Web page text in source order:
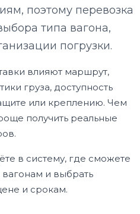
поэтому перевозка
типа вагона,
погрузки.
влияют маршрут,
груза, доступность
или креплению. Чем
получить реальные
в систему, где сможете
и выбрать
и срокам.